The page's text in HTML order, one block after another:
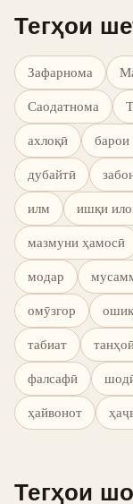
Тегҳои
Зафарнома
Саодатнома
ахлоқӣ барои
дубайтӣ
илм ишқи
мазмуни ҳамосӣ
модар
омӯзгор
табиат
фалсафӣ
ҳайвонот
Тегҳои